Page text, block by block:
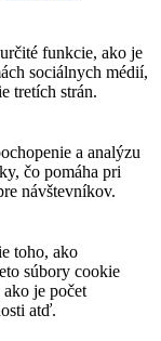
funkcie, ako je
sociálnych médií,
tretích strán.
a analýzu
čo pomáha pri
návštevníkov.
toho, ako
súbory cookie
je počet
atď.